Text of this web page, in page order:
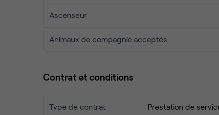
Ascenseur
Animaux de compagnie acceptés
Contrat et conditions
Type de contrat Prestation de